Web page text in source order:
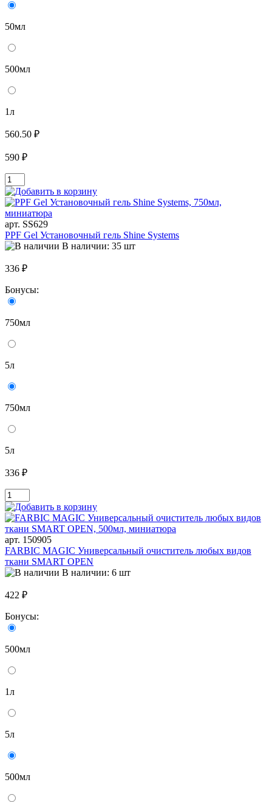
50мл
500мл
1л
560.50 ₽
590 ₽
арт. SS629
PPF Gel Установочный гель Shine Systems
В наличии: 35 шт
336 ₽
Бонусы:
750мл
5л
750мл
5л
336 ₽
арт. 150905
FARBIC MAGIC Универсальный очиститель любых видов
ткани SMART OPEN
В наличии: 6 шт
422 ₽
Бонусы:
500мл
1л
5л
500мл